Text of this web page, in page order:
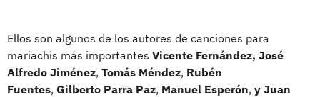
Ellos son algunos de los autores de canciones para
mariachis más importantes Vicente Fernández, José
Alfredo Jiménez, Tomás Méndez, Rubén
Fuentes, Gilberto Parra Paz, Manuel Esperón, y Juan